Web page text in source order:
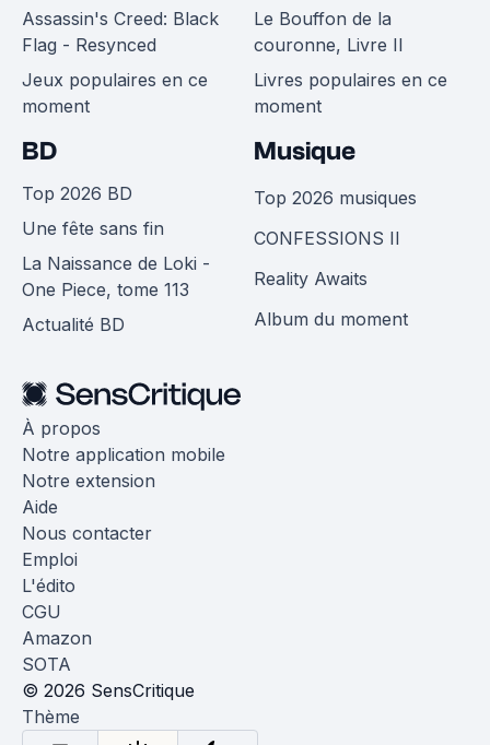
Assassin's Creed: Black
Flag - Resynced
Jeux populaires en ce
moment
Le Bouffon de la
couronne, Livre II
Livres populaires en ce
moment
BD
Top 2026 BD
Une fête sans fin
La Naissance de Loki -
One Piece, tome 113
Actualité BD
Musique
Top 2026 musiques
CONFESSIONS II
Reality Awaits
Album du moment
À propos
Notre application mobile
Notre extension
Aide
Nous contacter
Emploi
L'édito
CGU
Amazon
SOTA
© 2026 SensCritique
Thème